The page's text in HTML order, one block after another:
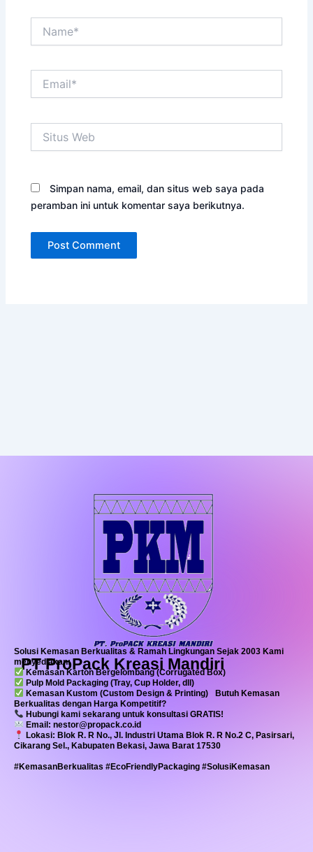
Web
Simpan nama, email, dan situs web saya pada
peramban ini untuk komentar saya berikutnya.
PT ProPack Kreasi Mandiri
Solusi Kemasan Berkualitas & Ramah Lingkungan Sejak 2003 Kami
menyediakan:
Kemasan Karton Bergelombang (Corrugated Box)
Pulp Mold Packaging (Tray, Cup Holder, dll)
Kemasan Kustom (Custom Design & Printing) Butuh Kemasan
Berkualitas dengan Harga Kompetitif?
Hubungi kami sekarang untuk konsultasi GRATIS!
Email: nestor@propack.co.id
Lokasi: Blok R. R No., Jl. Industri Utama Blok R. R No.2 C, Pasirsari,
Cikarang Sel., Kabupaten Bekasi, Jawa Barat 17530
#KemasanBerkualitas #EcoFriendlyPackaging #SolusiKemasan